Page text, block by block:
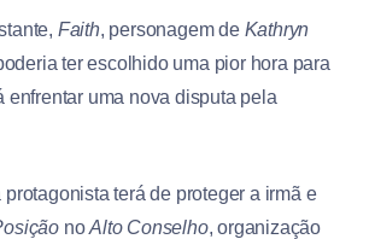
Faith, personagem de Kathryn
ter escolhido uma pior hora para
enfrentar uma nova disputa pela
protagonista terá de proteger a irmã e
noAlto Conselho, organização